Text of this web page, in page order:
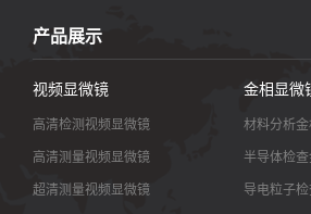
产品展示
视频显微镜
高清检测视频显微镜
高清测量视频显微镜
超清测量视频显微镜
金相显微
材料分析
半导体检
导电粒子